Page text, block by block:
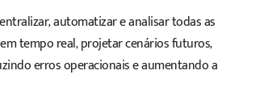
automatizar e analisar todas as
tempo real, projetar cenários futuros,
erros operacionais e aumentando a